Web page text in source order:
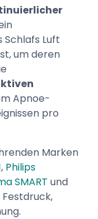
Schlafs Luft
um deren
Apnoe-
pro
Marken
, Philips
SMART und